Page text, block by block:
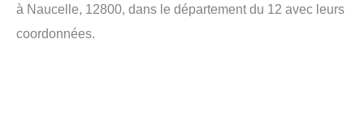
à Naucelle, 12800, dans le département du 12 avec leurs
coordonnées.